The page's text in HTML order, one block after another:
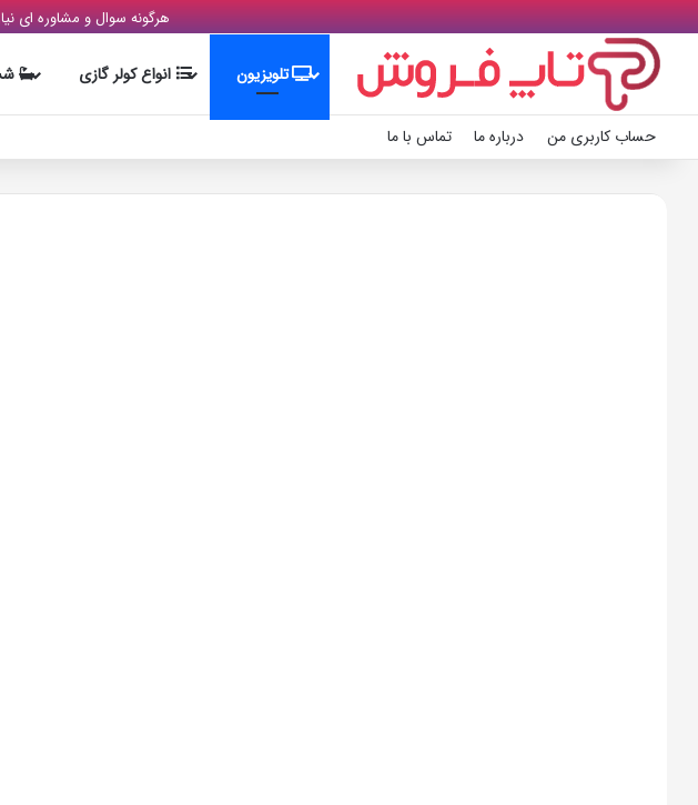
هرگونه سوال و مشاوره ای
تلویزیون انواع کولر گازی
حساب کاربری من درباره ما تماس با ما